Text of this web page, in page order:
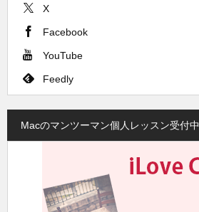
X
Facebook
YouTube
Feedly
Macのマンツーマン個人レッスン受付中